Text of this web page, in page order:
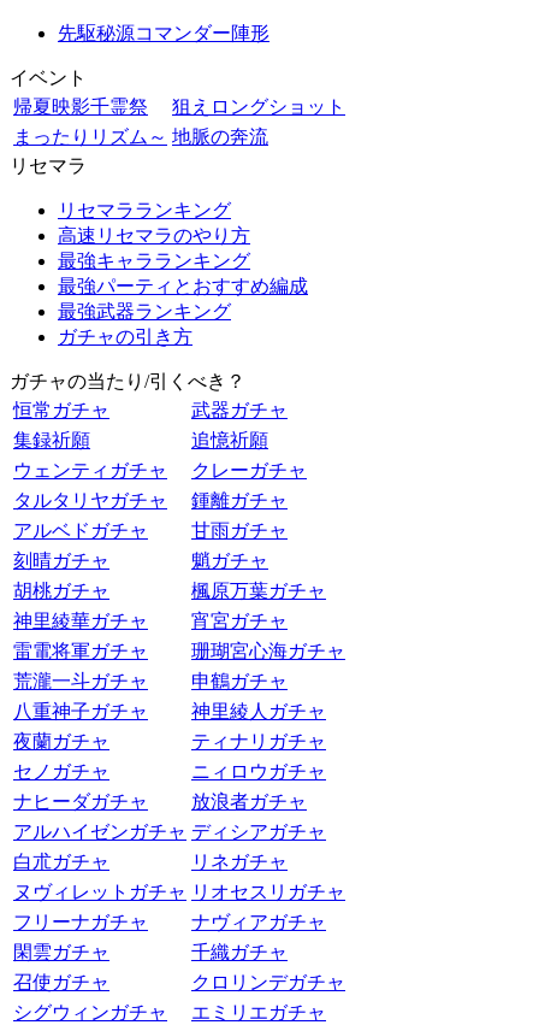
先駆秘源コマンダー陣形
イベント
帰夏映影千霊祭
狙えロングショット
まったりリズム～ 地脈の奔流
リセマラ
リセマラランキング
高速リセマラのやり方
最強キャラランキング
最強パーティとおすすめ編成
最強武器ランキング
ガチャの引き方
ガチャの当たり/引くべき？
恒常ガチャ
武器ガチャ
集録祈願
追憶祈願
ウェンティガチャ
クレーガチャ
タルタリヤガチャ
鍾離ガチャ
アルベドガチャ
甘雨ガチャ
刻晴ガチャ
魈ガチャ
胡桃ガチャ
楓原万葉ガチャ
神里綾華ガチャ
宵宮ガチャ
雷電将軍ガチャ
珊瑚宮心海ガチャ
荒瀧一斗ガチャ
申鶴ガチャ
八重神子ガチャ
神里綾人ガチャ
夜蘭ガチャ
ティナリガチャ
セノガチャ
ニィロウガチャ
ナヒーダガチャ
放浪者ガチャ
アルハイゼンガチャ ディシアガチャ
白朮ガチャ
リネガチャ
ヌヴィレットガチャ リオセスリガチャ
フリーナガチャ
ナヴィアガチャ
閑雲ガチャ
千織ガチャ
召使ガチャ
クロリンデガチャ
シグウィンガチャ
エミリエガチャ